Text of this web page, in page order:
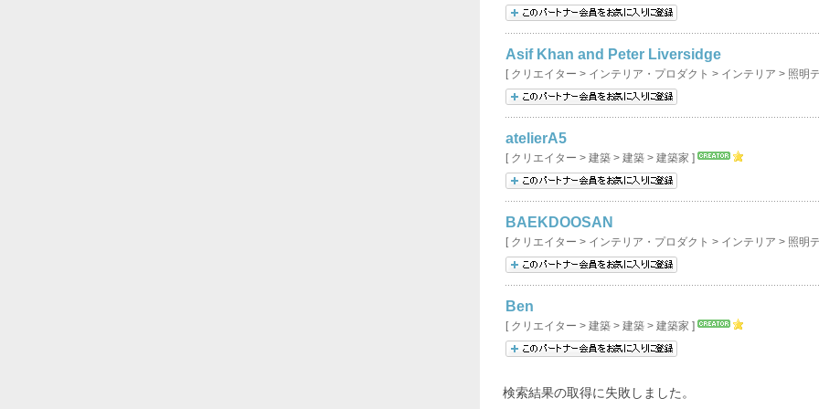
Asif Khan and Peter Liversidge
[ クリエイター > インテリア・プロダクト > インテリア > 照明
atelierA5
[ クリエイター > 建築 > 建築 > 建築家 ]
BAEKDOOSAN
[ クリエイター > インテリア・プロダクト > インテリア > 照明
Ben
[ クリエイター > 建築 > 建築 > 建築家 ]
検索結果の取得に失敗しました。